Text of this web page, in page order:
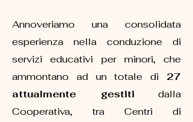
Annoveriamo una consolidata
esperienza nella conduzione di
servizi educativi per minori, che
ammontano ad un totale di 27
attualmente gestiti dalla
Cooperativa, tra Centri di